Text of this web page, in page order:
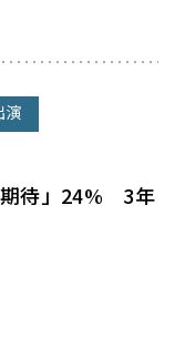
演
期待」24% 3年